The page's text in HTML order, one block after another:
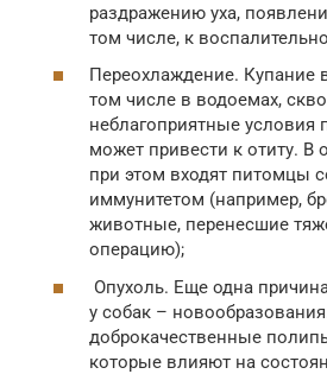
раздражению уха,
том числе, к
Переохлаждение. Купание
том числе в водоемах,
неблагоприятные условия
может привести к отиту. В
при этом входят питомцы
иммунитетом (например,
животные, перенесшие
операцию);
Опухоль. Еще одна
у собак –
доброкачественные
которые влияют на